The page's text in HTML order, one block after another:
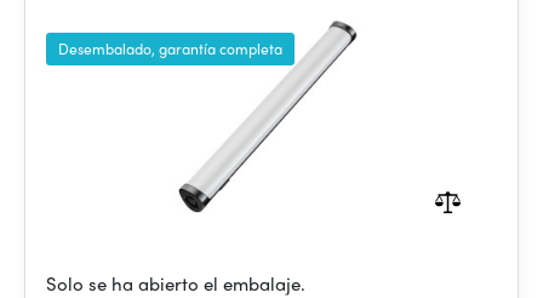
Desembalado, garantía completa
Solo se ha abierto el embalaje.